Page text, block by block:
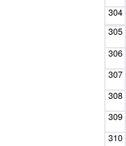
304
305
306
307
308
309
310